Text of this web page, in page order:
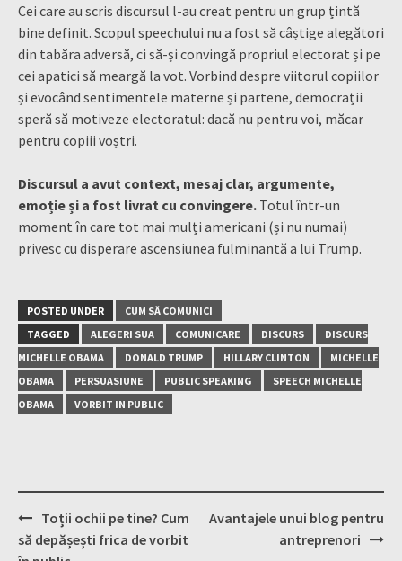
Cei care au scris discursul l-au creat pentru un grup țintă
bine definit. Scopul speechului nu a fost să câștige alegători
din tabăra adversă, ci să-și convingă propriul electorat și pe
cei apatici să meargă la vot. Vorbind despre viitorul copiilor
și evocând sentimentele materne și partene, democrații
speră să motiveze electoratul: dacă nu pentru voi, măcar
pentru copiii voștri.
Discursul a avut context, mesaj clar, argumente,
emoție și a fost livrat cu convingere. Totul într-un
moment în care tot mai mulți americani (și nu numai)
privesc cu disperare ascensiunea fulminantă a lui Trump.
POSTED UNDER
CUM SĂ COMUNICI
TAGGED
ALEGERI SUA COMUNICARE DISCURS
DISCURS
MICHELLE OBAMA
DONALD TRUMP HILLARY CLINTON
MICHELLE
OBAMA
PERSUASIUNE PUBLIC SPEAKING
SPEECH MICHELLE
OBAMA
VORBIT IN PUBLIC
Post
navigation
Toții ochii pe tine? Cum
să depășești frica de vorbit
Avantajele unui blog pentru
antreprenori